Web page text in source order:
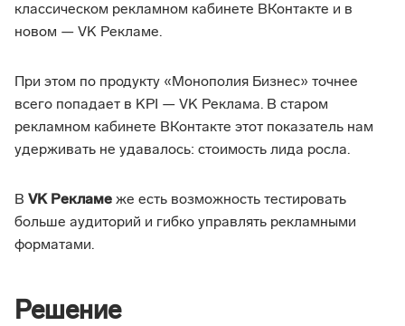
классическом рекламном кабинете ВКонтакте и в
новом — VK Рекламе.
При этом по продукту «Монополия Бизнес» точнее
всего попадает в KPI — VK Реклама. В старом
рекламном кабинете ВКонтакте этот показатель нам
удерживать не удавалось: стоимость лида росла.
В VK Рекламе же есть возможность тестировать
больше аудиторий и гибко управлять рекламными
форматами.
Решение